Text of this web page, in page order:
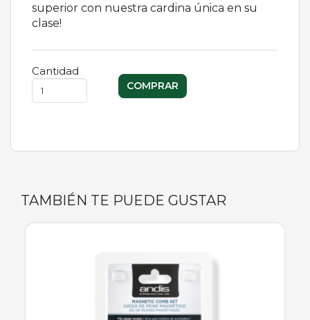
superior con nuestra cardina única en su
clase!
Cantidad
TAMBIÉN TE PUEDE GUSTAR